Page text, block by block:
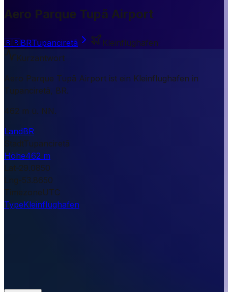
Aero Parque Tupã Airport
🇧🇷BRTupanciretã
Kleinflughafen
Kurzantwort
Aero Parque Tupã Airport ist ein Kleinflughafen in
Tupanciretã, BR.
462 m ü. NN.
LandBR
StadtTupanciretã
Höhe462 m
Lat-29.0850
Lng-53.8650
TimezoneUTC
TypeKleinflughafen